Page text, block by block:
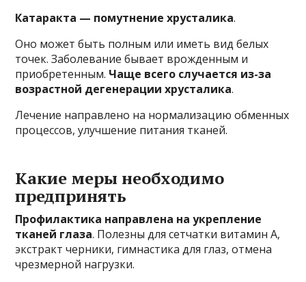
Катаракта — помутнение хрусталика.
Оно может быть полным или иметь вид белых
точек. Заболевание бывает врожденным и
приобретенным. Чаще всего случается из-за
возрастной дегенерации хрусталика.
Лечение направлено на нормализацию обменных
процессов, улучшение питания тканей.
Какие меры необходимо
предпринять
Профилактика направлена на укрепление
тканей глаза. Полезны для сетчатки витамин А,
экстракт черники, гимнастика для глаз, отмена
чрезмерной нагрузки.